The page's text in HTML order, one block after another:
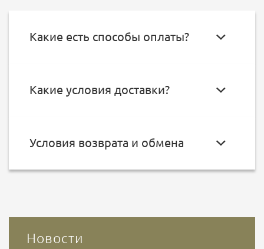
Какие есть способы оплаты?
Какие условия доставки?
Условия возврата и обмена
Новости